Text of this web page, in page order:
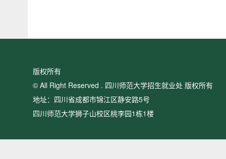
版权所有
© All Right Reserved . 四川师范大学招生就业处 版权所有
地址：四川省成都市锦江区静安路5号
四川师范大学狮子山校区桃李园1栋1楼